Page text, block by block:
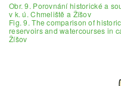
Obr. 9. Porovnání historické a
v k. ú. Chmeliště a Žíšov
Fig. 9. The comparison of
reservoirs and watercourses in
Žíšov